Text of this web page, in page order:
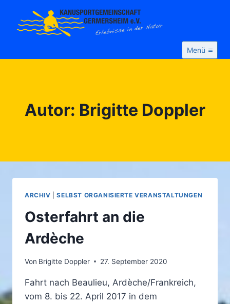
Inhalt
springen
Menü
Autor: Brigitte Doppler
ARCHIV |SELBST ORGANISIERTE VERANSTALTUNGEN
Osterfahrt an die
Ardèche
Von Brigitte Doppler 27. September 2020
Fahrt nach Beaulieu, Ardèche/Frankreich,
vom 8. bis 22. April 2017 in dem